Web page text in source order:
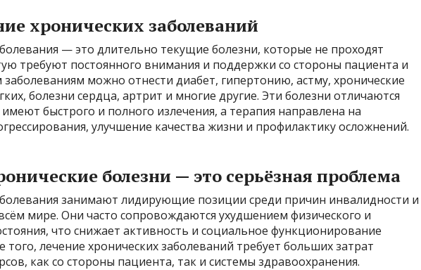
хронических заболеваний
— это длительно текущие болезни, которые не проходят
требуют постоянного внимания и поддержки со стороны пациента и
заболеваниям можно отнести диабет, гипертонию, астму, хронические
болезни сердца, артрит и многие другие. Эти болезни отличаются
быстрого и полного излечения, а терапия направлена на
улучшение качества жизни и профилактику осложнений.
болезни — это серьёзная проблема
занимают лидирующие позиции среди причин инвалидности и
мире. Они часто сопровождаются ухудшением физического и
что снижает активность и социальное функционирование
того, лечение хронических заболеваний требует больших затрат
как со стороны пациента, так и системы здравоохранения.